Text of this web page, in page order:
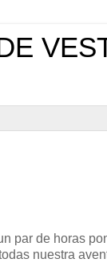
par de horas
nuestra